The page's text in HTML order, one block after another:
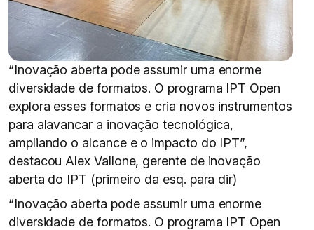
“Inovação aberta pode assumir uma enorme
diversidade de formatos. O programa IPT Open
explora esses formatos e cria novos instrumentos
para alavancar a inovação tecnológica,
ampliando o alcance e o impacto do IPT”,
destacou Alex Vallone, gerente de inovação
aberta do IPT (primeiro da esq. para dir)
“Inovação aberta pode assumir uma enorme
diversidade de formatos. O programa IPT Open